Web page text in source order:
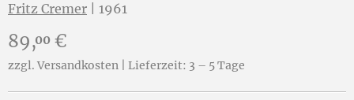
Fritz Cremer 1961
Preis:
89,00 €
zzgl. Versandkosten | Lieferzeit: 3 – 5 Tage